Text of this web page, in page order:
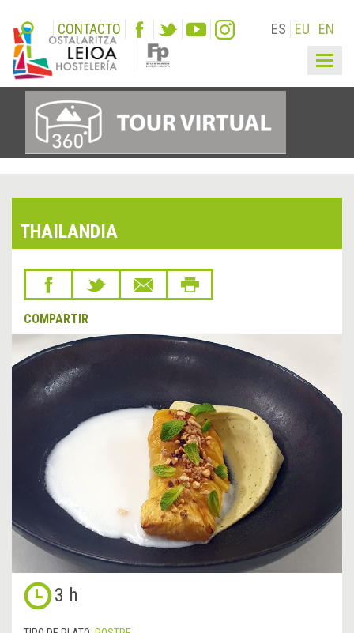
CONTACTO ES EU EN
THAILANDIA
COMPARTIR
3 h